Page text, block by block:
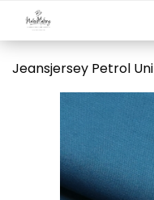
Jeansjersey Petrol Uni